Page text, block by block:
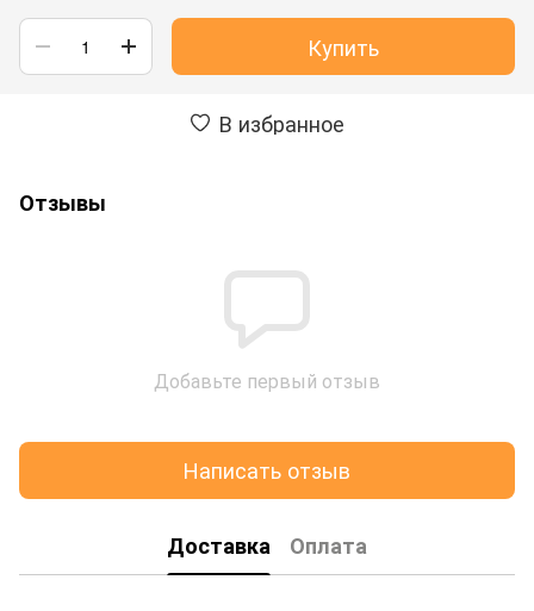
Купить
В избранное
Отзывы
Добавьте первый отзыв
Написать отзыв
Доставка Оплата